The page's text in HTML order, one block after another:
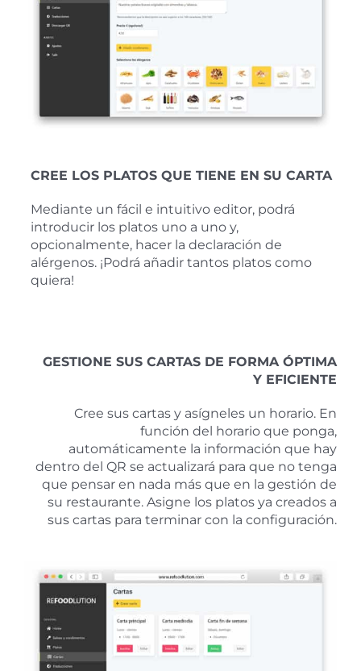
CREE LOS PLATOS QUE TIENE EN SU CARTA
Mediante un fácil e intuitivo editor, podrá
introducir los platos uno a uno y,
opcionalmente, hacer la declaración de
alérgenos. ¡Podrá añadir tantos platos como
quiera!
GESTIONE SUS CARTAS DE FORMA ÓPTIMA
Y EFICIENTE
Cree sus cartas y asígneles un horario. En
función del horario que ponga,
automáticamente la información que hay
dentro del QR se actualizará para que no tenga
que pensar en nada más que en la gestión de
su restaurante. Asigne los platos ya creados a
sus cartas para terminar con la configuración.